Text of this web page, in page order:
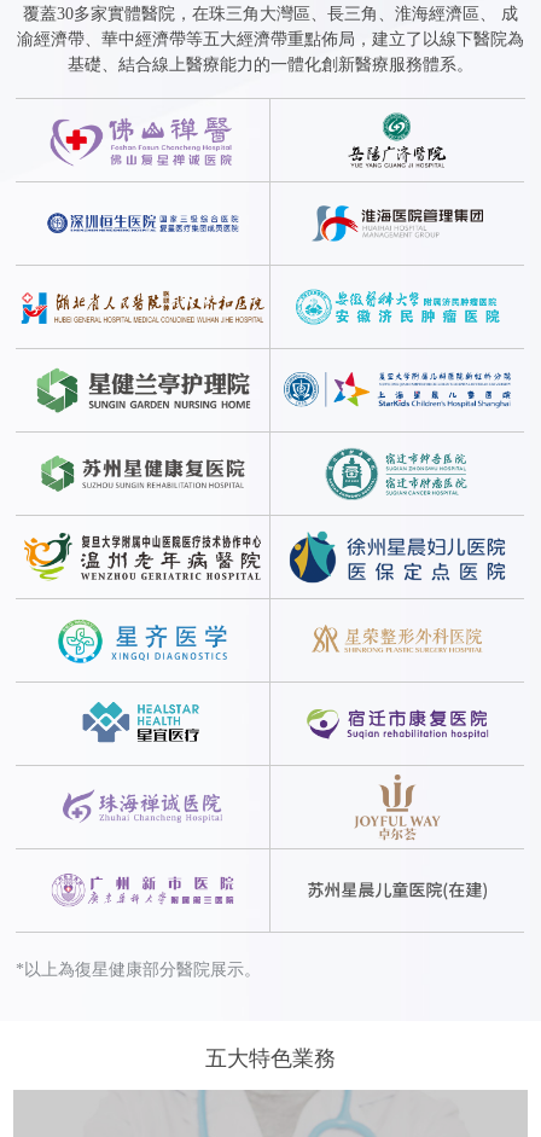
長三角、環渤海、華中、成渝五大經濟帶的線下實體醫療機構，
為廣大用戶提供問診購藥、健康科普、疫苗預約、慢病管理等線
未來，復星健康將不斷優化和升級醫療服務，為每一個家庭用戶
建立和健全智慧健康檔案，實現疾病治療和健康管理的精準化和
定制化。
覆蓋30多家實體醫院，在珠三角大灣區、長三角、淮海經濟區、 成
渝經濟帶、華中經濟帶等五大經濟帶重點佈局，建立了以線下醫院為
基礎、結合線上醫療能力的一體化創新醫療服務體系。
*以上為復星健康部分醫院展示。
五大特色業務